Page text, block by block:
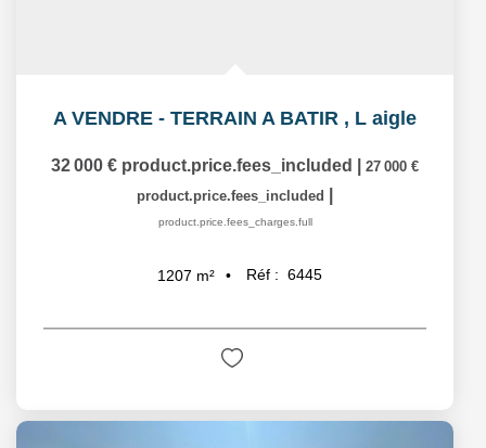
A VENDRE - TERRAIN A BATIR , L aigle
32 000 € product.price.fees_included
27 000 €
product.price.fees_included
product.price.fees_charges.full
1207 m² Réf : 6445